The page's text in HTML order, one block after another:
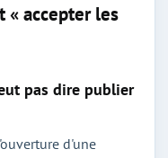
« accepter les
pas dire publier
d'une